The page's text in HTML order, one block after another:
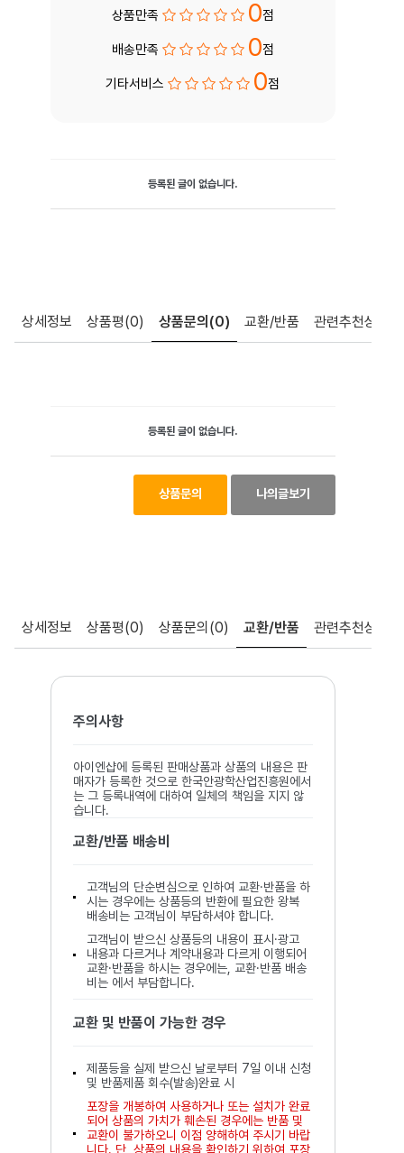
상품만족 0점
배송만족 0점
기타서비스 0점
등록된 글이 없습니다.
상세정보 상품평(0) 상품문의 (0) 교환/반품 관련추천상품
등록된 글이 없습니다.
상품문의 나의글보기
상세정보 상품평(0) 상품문의 (0) 교환/반품 관련추천상품
주의사항
아이엔샵에 등록된 판매상품과 상품의 내용은 판
매자가 등록한 것으로 한국안광학산업진흥원에서
는 그 등록내역에 대하여 일체의 책임을 지지 않
습니다.
교환/반품 배송비
고객님의 단순변심으로 인하여 교환·반품을 하
시는 경우에는 상품등의 반환에 필요한 왕복
배송비는 고객님이 부담하셔야 합니다.
고객님이 받으신 상품등의 내용이 표시·광고
내용과 다르거나 계약내용과 다르게 이행되어
교환·반품을 하시는 경우에는, 교환·반품 배송
비는 에서 부담합니다.
교환 및 반품이 가능한 경우
제품등을 실제 받으신 날로부터 7일 이내 신청
및 반품제품 회수(발송)완료 시
포장을 개봉하여 사용하거나 또는 설치가 완료
되어 상품의 가치가 훼손된 경우에는 반품 및
교환이 불가하오니 이점 양해하여 주시기 바랍
니다. 단, 상품의 내용을 확인하기 위하여 포장